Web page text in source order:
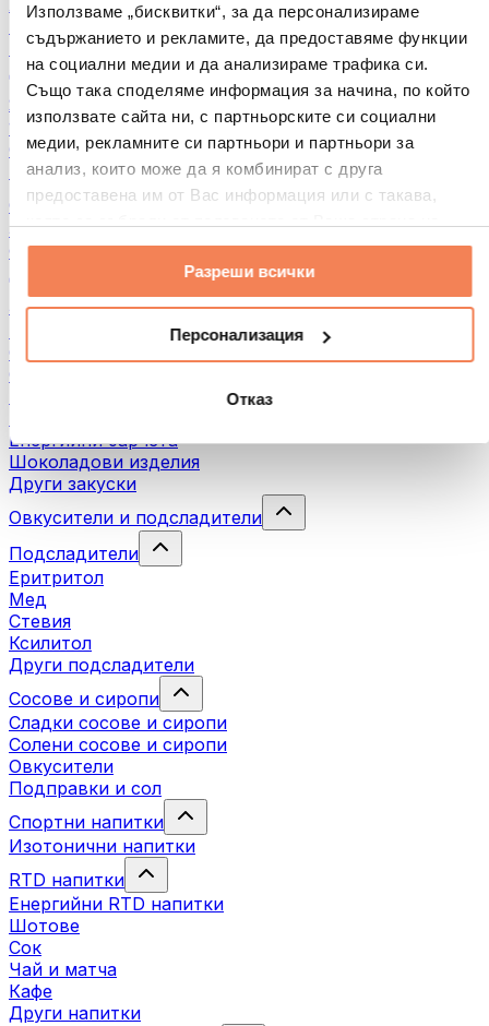
Използваме „бисквитки“, за да персонализираме
съдържанието и рекламите, да предоставяме функции
на социални медии и да анализираме трафика си.
Също така споделяме информация за начина, по който
използвате сайта ни, с партньорските си социални
медии, рекламните си партньори и партньори за
анализ, които може да я комбинират с друга
предоставена им от Вас информация или с такава,
услугите им.
Разреши всички
Персонализация
Отказ
Хляб и печива
Бобови култури
Други
Ядкови масла
100% Ядкови масла
Сладки ядкови масла
Протеинови ядкови масла
Суперхрани
Зелени суперхрани
Фибри
Други суперхрани
3акуски
Протеинови бaрове
Сушено месо
Сушени плодове
Енергийни барчета
Шоколадови изделия
Други закуски
Овкусители и подсладители
Подсладители
Еритритол
Мед
Стевия
Ксилитол
Други подсладители
Сосове и сиропи
Сладки сосове и сиропи
Солени сосове и сиропи
Овкусители
Подправки и сол
Спортни напитки
Изотонични напитки
RTD напитки
Енергийни RTD напитки
Шотове
Сок
Чай и матча
Кафе
Други напитки